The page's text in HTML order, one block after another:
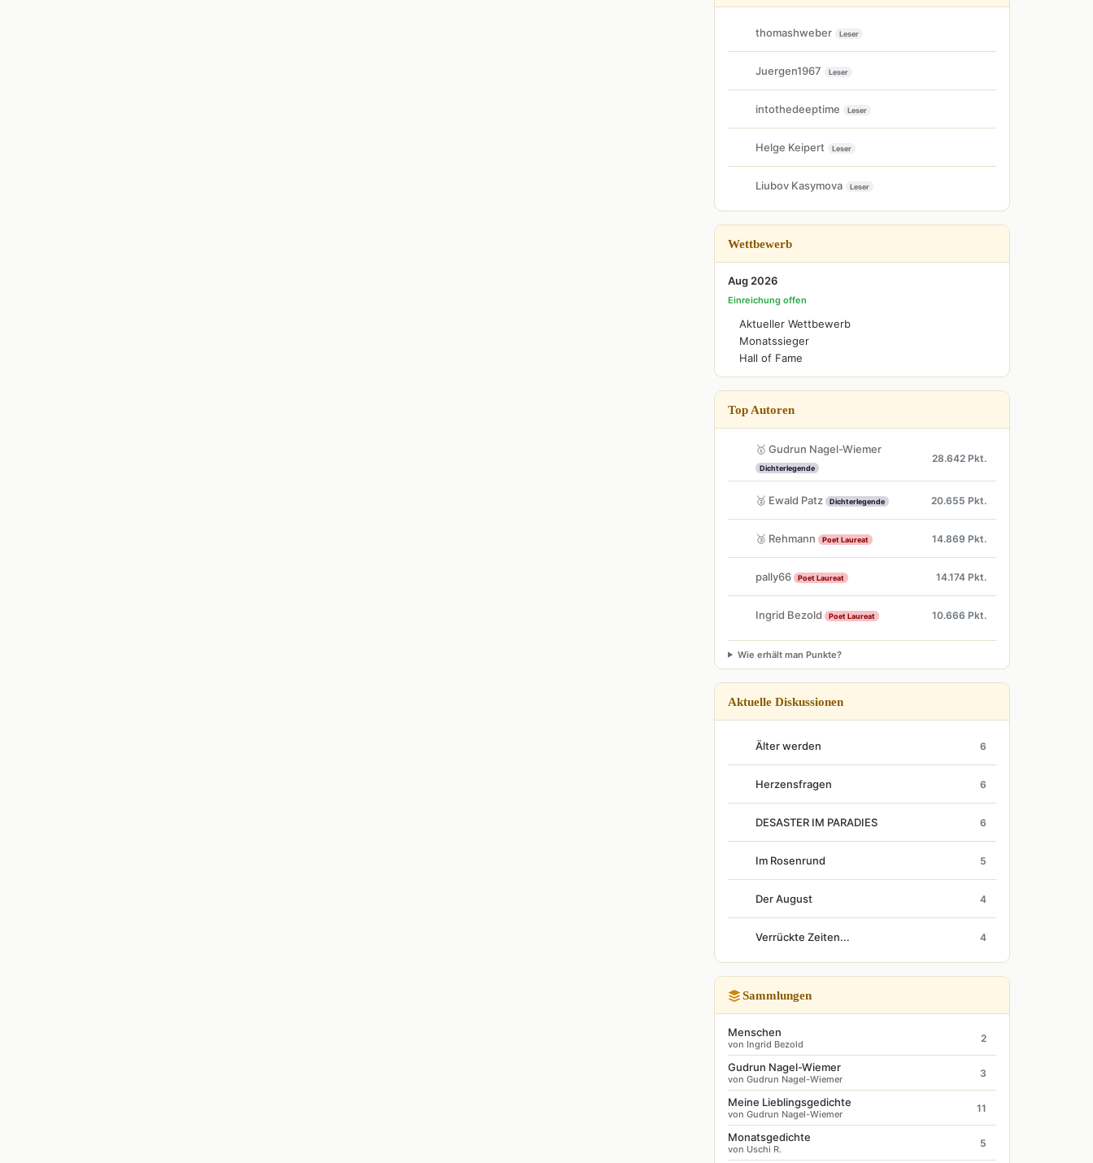
thomashweber Leser
Juergen1967 Leser
intothedeeptime Leser
Helge Keipert Leser
Liubov Kasymova Leser
Wettbewerb
Aug 2026
Einreichung offen
Aktueller Wettbewerb
Monatssieger
Hall of Fame
Top Autoren
🥇 Gudrun Nagel-Wiemer
Dichterlegende
28.642 Pkt.
🥈 Ewald Patz Dichterlegende 20.655 Pkt.
🥉 Rehmann Poet Laureat 14.869 Pkt.
pally66 Poet Laureat 14.174 Pkt.
Ingrid Bezold Poet Laureat 10.666 Pkt.
Wie erhält man Punkte?
Aktuelle Diskussionen
Älter werden 6
Herzensfragen 6
DESASTER IM PARADIES 6
Im Rosenrund 5
Der August 4
Verrückte Zeiten... 4
Sammlungen
Menschen
von Ingrid Bezold
2
Gudrun Nagel-Wiemer
von Gudrun Nagel-Wiemer
3
Meine Lieblingsgedichte
von Gudrun Nagel-Wiemer
11
Monatsgedichte
von Uschi R.
5